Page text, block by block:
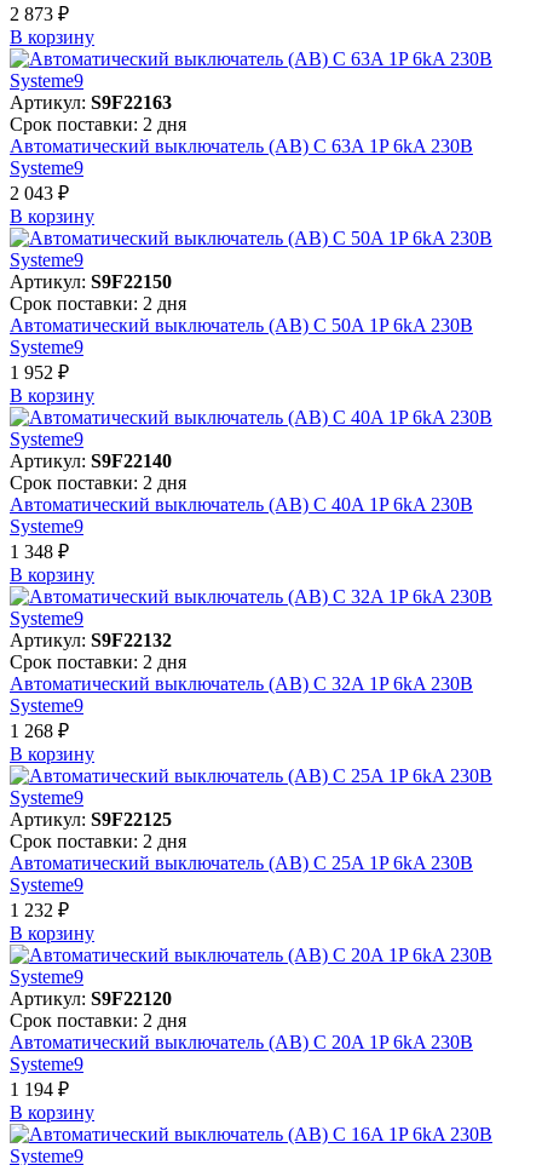
2 873 ₽
В корзинy
Артикул: S9F22163
Срок поставки: 2 дня
Автоматический выключатель (АВ) C 63A 1P 6kA 230В
Systeme9
2 043 ₽
В корзинy
Артикул: S9F22150
Срок поставки: 2 дня
Автоматический выключатель (АВ) C 50A 1P 6kA 230В
Systeme9
1 952 ₽
В корзинy
Артикул: S9F22140
Срок поставки: 2 дня
Автоматический выключатель (АВ) C 40A 1P 6kA 230В
Systeme9
1 348 ₽
В корзинy
Артикул: S9F22132
Срок поставки: 2 дня
Автоматический выключатель (АВ) C 32A 1P 6kA 230В
Systeme9
1 268 ₽
В корзинy
Артикул: S9F22125
Срок поставки: 2 дня
Автоматический выключатель (АВ) C 25A 1P 6kA 230В
Systeme9
1 232 ₽
В корзинy
Артикул: S9F22120
Срок поставки: 2 дня
Автоматический выключатель (АВ) C 20A 1P 6kA 230В
Systeme9
1 194 ₽
В корзинy